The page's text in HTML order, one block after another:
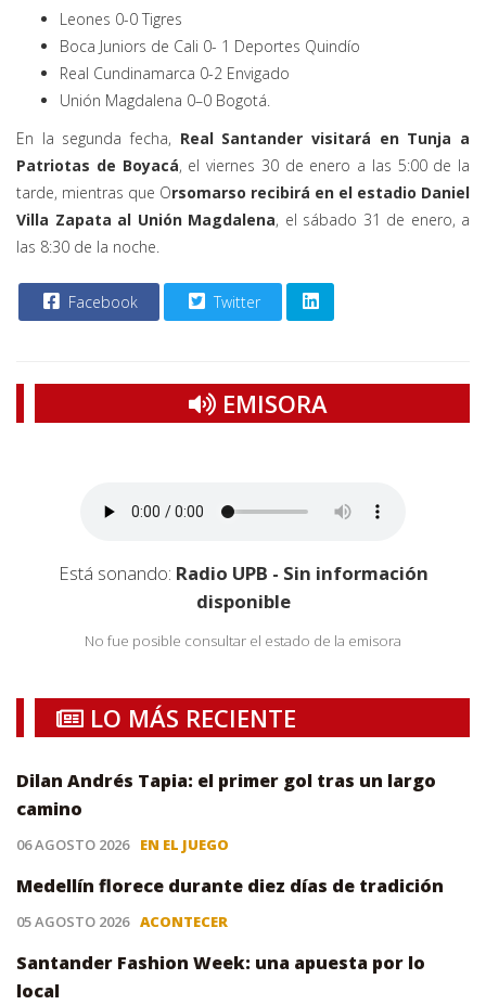
Leones 0-0 Tigres
Boca Juniors de Cali 0- 1 Deportes Quindío
Real Cundinamarca 0-2 Envigado
Unión Magdalena 0–0 Bogotá.
En la segunda fecha, Real Santander visitará en Tunja a
Patriotas de Boyacá, el viernes 30 de enero a las 5:00 de la
tarde, mientras que Orsomarso recibirá en el estadio Daniel
Villa Zapata al Unión Magdalena, el sábado 31 de enero, a
las 8:30 de la noche.
Facebook Twitter
EMISORA
Está sonando: Radio UPB - Sin información
disponible
No fue posible consultar el estado de la emisora
LO MÁS RECIENTE
Dilan Andrés Tapia: el primer gol tras un largo
camino
06 AGOSTO 2026 EN EL JUEGO
Medellín florece durante diez días de tradición
05 AGOSTO 2026 ACONTECER
Santander Fashion Week: una apuesta por lo
local